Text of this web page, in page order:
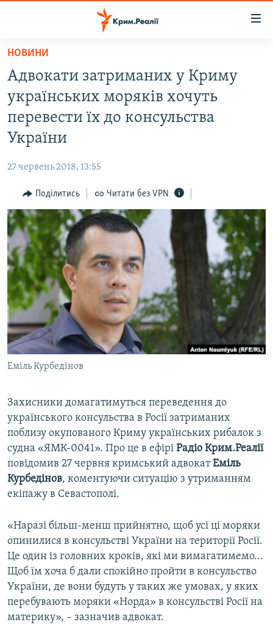
Перейти
основного
матеріалу
Перейти
до
основної
Перейти
пошуку
ВОДА.КРИМ
ВІДЕО ТА ФОТО
ПОЛІТИКА
ПОГЛЯД
ІНТЕРВ'Ю
ВСЕ ЗА ДЕНЬ
СПЕЦПРОЕКТИ
ДЕПОРТАЦІЯ
ВІДЕОУРОКИ «ELIFBE»
СВІДЧЕННЯ ОКУПАЦІЇ
УКРАЇНСЬКА ПРОБЛЕМА КРИМУ
ІНФОГРАФІКА
ЯК ОБІЙТИ БЛОКУВАННЯ
Русский
Qırımtatar
ДОЛУЧАЙСЯ!
Усі сайти RFE/RL
НОВИНИ
Адвокати затриманих у Криму
українських моряків хочуть
перевести їх до консульства
України
27 червень 2018, 13:55
Поділитись Читати без VPN
Еміль Курбедінов
Захисники домагатимуться переведення до
українського консульства в Росії затриманих
поблизу окупованого Криму українських рибалок з
судна «ЯМК-0041». Про це в ефірі Радіо Крим.Реалії
повідомив 27 червня кримський адвокатЕміль
Курбедінов, коментуючи ситуацію з утриманням
екіпажу в Севастополі.
«Наразі більш-менш прийнятно, щоб усі ці моряки
опинилися в консульстві України на території Росії.
Це один із головних кроків, які ми вимагатимемо...
Щоб їм хоча б дали спокійно пройти в консульство
України, де вони будуть у таких же умовах, у яких
перебувають моряки «Норда» в консульстві Росії на
материку», – зазначив адвокат.